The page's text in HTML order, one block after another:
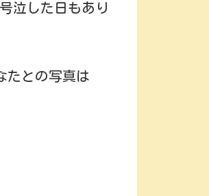
泣した日もあり
たとの写真は